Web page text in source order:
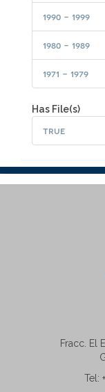
1990 - 1999
1980 - 1989
1971 - 1979
Has File(s)
true
Fracc. El
Tel: